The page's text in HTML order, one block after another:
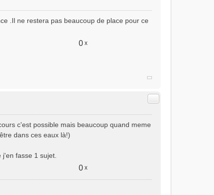
.Il ne restera pas beaucoup de place pour ce
0 x
Citer
c'est possible mais beaucoup quand meme
dans ces eaux là!)
fasse 1 sujet.
0 x